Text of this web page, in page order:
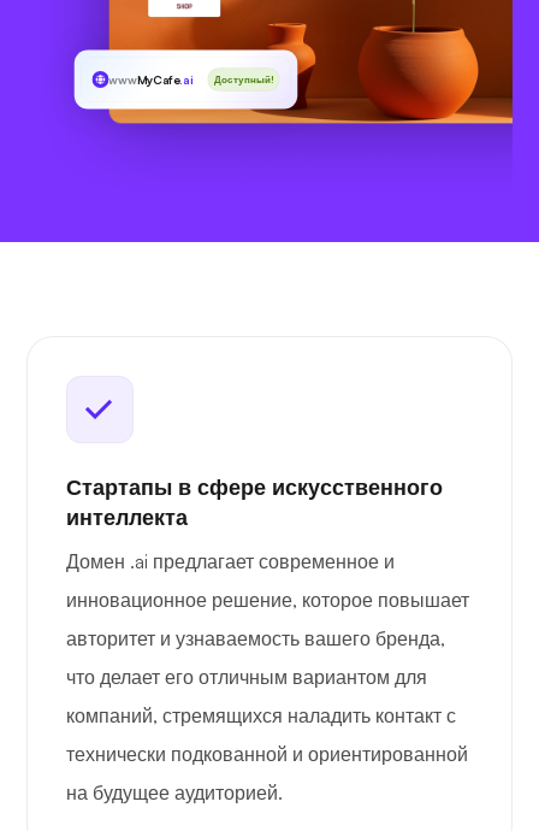
wwwMyCafe.ai Доступный!
Стартапы в сфере искусственного
интеллекта
Домен .ai предлагает современное и
инновационное решение, которое повышает
авторитет и узнаваемость вашего бренда,
что делает его отличным вариантом для
компаний, стремящихся наладить контакт с
технически подкованной и ориентированной
на будущее аудиторией.